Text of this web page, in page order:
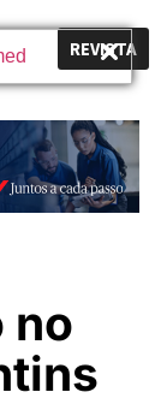
REVISTA
no